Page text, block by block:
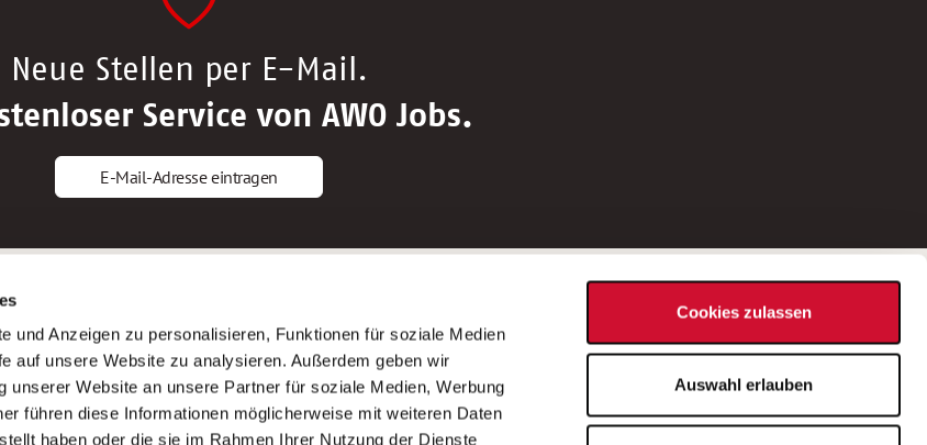
und Anzeigen zu personalisieren, Funktionen für soziale Medien
auf unsere Website zu analysieren. Außerdem geben wir
unserer Website an unsere Partner für soziale Medien, Werbung
führen diese Informationen möglicherweise mit weiteren Daten
haben oder die sie im Rahmen Ihrer Nutzung der Dienste
Cookies zulassen
Auswahl erlauben
Neue Stellen per E-Mail.
Service von AWO Jobs.
E-Mail-Adresse eintragen
AWO Gliederungen nach Bundesland
Stellenangebote nach Bundesländern
Sitemap
Impressum
Datenschutz
Bei Fragen zu einer Stellenausschreibung
wenden Sie sich bitte an die*den in der
Stellenausschreibung genannte*n